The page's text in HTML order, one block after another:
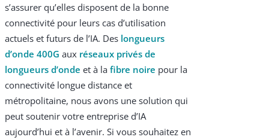
s’assurer qu’elles disposent de la bonne
connectivité pour leurs cas d’utilisation
actuels et futurs de l’IA. Des longueurs
d’onde 400G aux réseaux privés de
longueurs d’onde et à la fibre noire pour la
connectivité longue distance et
métropolitaine, nous avons une solution qui
peut soutenir votre entreprise d’IA
aujourd’hui et à l’avenir. Si vous souhaitez en